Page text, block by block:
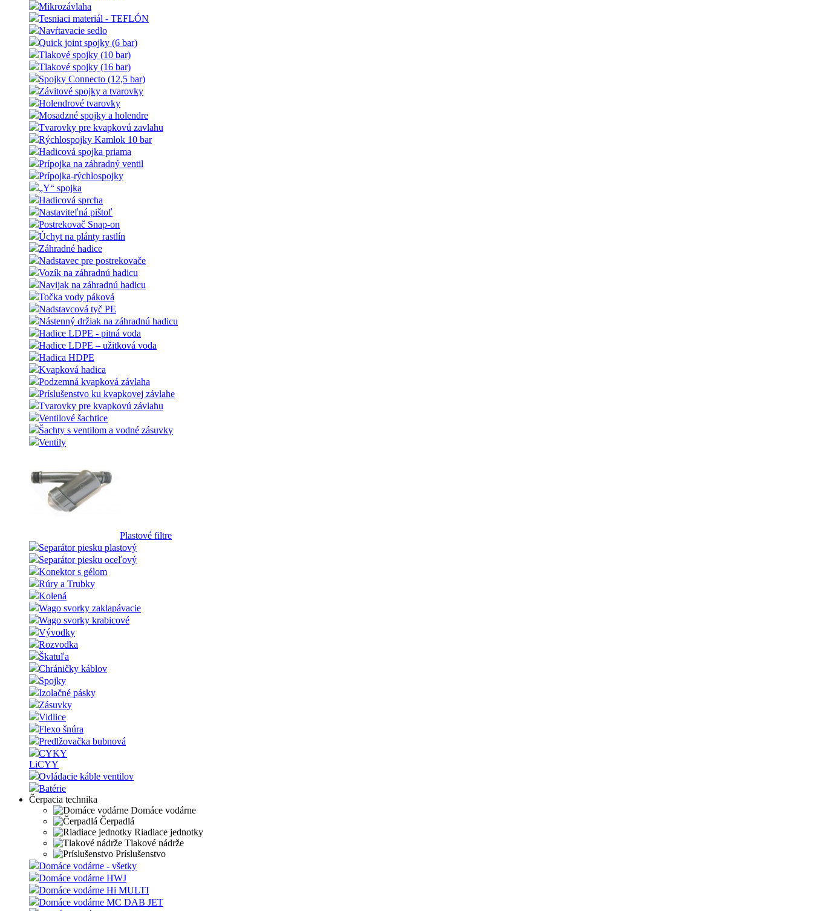
Mikrozávlaha
Tesniaci materiál - TEFLÓN
Navŕtavacie sedlo
Quick joint spojky (6 bar)
Tlakové spojky (10 bar)
Tlakové spojky (16 bar)
Spojky Connecto (12,5 bar)
Závitové spojky a tvarovky
Holendrové tvarovky
Mosadzné spojky a holendre
Tvarovky pre kvapkovú zavlahu
Rýchlospojky Kamlok 10 bar
Hadicová spojka priama
Prípojka na záhradný ventil
Prípojka-rýchlospojky
„Y“ spojka
Hadicová sprcha
Nastaviteľná pištoľ
Postrekovač Snap-on
Úchyt na plánty rastlín
Záhradné hadice
Nadstavec pre postrekovače
Vozík na záhradnú hadicu
Navijak na záhradnú hadicu
Točka vody páková
Nadstavcová tyč PE
Nástenný držiak na záhradnú hadicu
Hadice LDPE - pitná voda
Hadice LDPE – užitková voda
Hadica HDPE
Kvapková hadica
Podzemná kvapková závlaha
Príslušenstvo ku kvapkovej závlahe
Tvarovky pre kvapkovú závlahu
Ventilové šachtice
Šachty s ventilom a vodné zásuvky
Ventily
Plastové filtre
Separátor piesku plastový
Separátor piesku oceľový
Konektor s gélom
Rúry a Trubky
Kolená
Wago svorky zaklapávacie
Wago svorky krabicové
Vývodky
Rozvodka
Škatuľa
Chráničky káblov
Spojky
Izolačné pásky
Zásuvky
Vidlice
Flexo šnúra
Predlžovačka bubnová
CYKY
LiCYY
Ovládacie káble ventilov
Batérie
Čerpacia technika
Domáce vodárne
Čerpadlá
Riadiace jednotky
Tlakové nádrže
Príslušenstvo
Domáce vodárne - všetky
Domáce vodárne HWJ
Domáce vodárne Hi MULTI
Domáce vodárne MC DAB JET